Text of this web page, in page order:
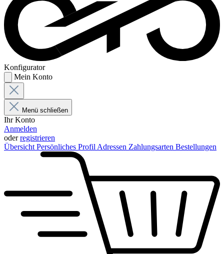
Konfigurator
Mein Konto
Menü schließen
Ihr Konto
Anmelden
oderregistrieren
Übersicht Persönliches Profil Adressen Zahlungsarten Bestellungen